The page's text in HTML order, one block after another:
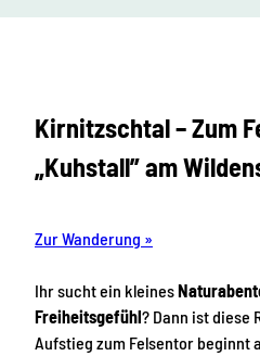
Kirnitzschtal – Zum
„Kuhstall” am
Zur Wanderung »
Ihr sucht ein kleines
Freiheitsgefühl? Dann ist diese
Aufstieg zum Felsentor beginnt